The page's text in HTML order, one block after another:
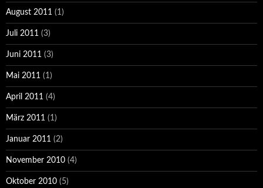
August 2011 (1)
Juli 2011 (3)
Juni 2011 (3)
Mai 2011 (1)
April 2011 (4)
März 2011 (1)
Januar 2011 (2)
November 2010 (4)
Oktober 2010 (5)